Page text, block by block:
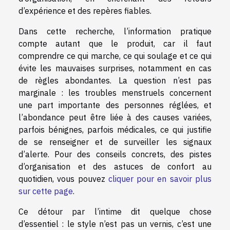
d’expérience et des repères fiables.
Dans cette recherche, l’information pratique
compte autant que le produit, car il faut
comprendre ce qui marche, ce qui soulage et ce qui
évite les mauvaises surprises, notamment en cas
de règles abondantes. La question n’est pas
marginale : les troubles menstruels concernent
une part importante des personnes réglées, et
l’abondance peut être liée à des causes variées,
parfois bénignes, parfois médicales, ce qui justifie
de se renseigner et de surveiller les signaux
d’alerte. Pour des conseils concrets, des pistes
d’organisation et des astuces de confort au
quotidien, vous pouvez cliquer pour en savoir plus
sur cette page.
Ce détour par l’intime dit quelque chose
d’essentiel : le style n’est pas un vernis, c’est une